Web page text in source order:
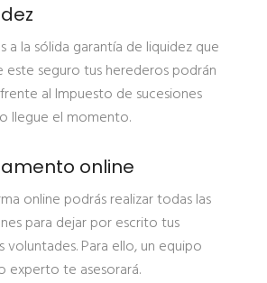
a la sólida garantía de liquidez que
este seguro tus herederos podrán
al Impuesto de sucesiones
llegue el momento.
online
online podrás realizar todas las
para dejar por escrito tus
voluntades. Para ello, un equipo
experto te asesorará.